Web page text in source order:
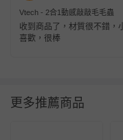
Vtech - 2合1動感敲敲毛毛蟲
收到商品了，材質很不錯，
喜歡，很棒
更多推薦商品